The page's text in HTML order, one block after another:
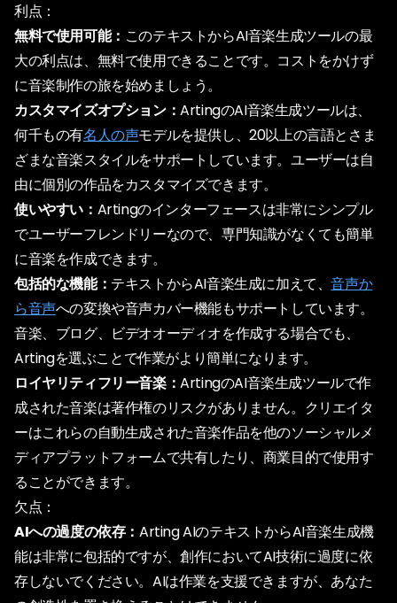
利点：
無料で使用可能： このテキストからAI音楽生成ツールの最
大の利点は、無料で使用できることです。コストをかけず
に音楽制作の旅を始めましょう。
カスタマイズオプション：ArtingのAI音楽生成ツールは、
何千もの有名人の声モデルを提供し、20以上の言語とさま
ざまな音楽スタイルをサポートしています。ユーザーは自
由に個別の作品をカスタマイズできます。
使いやすい： Artingのインターフェースは非常にシンプル
でユーザーフレンドリーなので、専門知識がなくても簡単
に音楽を作成できます。
包括的な機能： テキストからAI音楽生成に加えて、音声か
ら音声への変換や音声カバー機能もサポートしています。
音楽、ブログ、ビデオオーディオを作成する場合でも、
Artingを選ぶことで作業がより簡単になります。
ロイヤリティフリー音楽：ArtingのAI音楽生成ツールで作
成された音楽は著作権のリスクがありません。クリエイタ
ーはこれらの自動生成された音楽作品を他のソーシャルメ
ディアプラットフォームで共有したり、商業目的で使用す
ることができます。
欠点：
AIへの過度の依存： Arting AIのテキストからAI音楽生成機
能は非常に包括的ですが、創作においてAI技術に過度に依
存しないでください。AIは作業を支援できますが、あなた